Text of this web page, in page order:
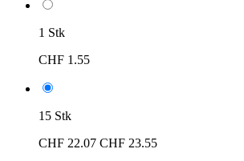
1 Stk
CHF 1.55
15 Stk
CHF 22.07 CHF 23.55